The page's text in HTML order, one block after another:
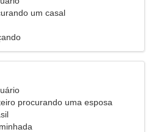
um casal
procurando uma esposa